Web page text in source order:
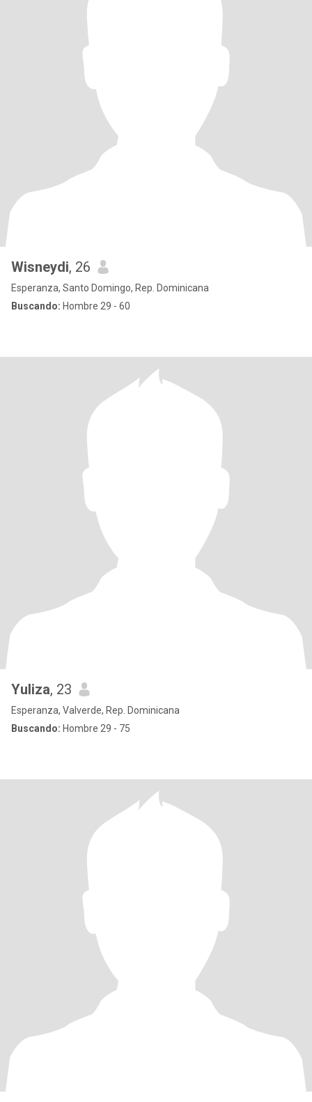
Wisneydi, 26
Esperanza, Santo Domingo, Rep. Dominicana
Buscando: Hombre 29 - 60
Yuliza, 23
Esperanza, Valverde, Rep. Dominicana
Buscando: Hombre 29 - 75